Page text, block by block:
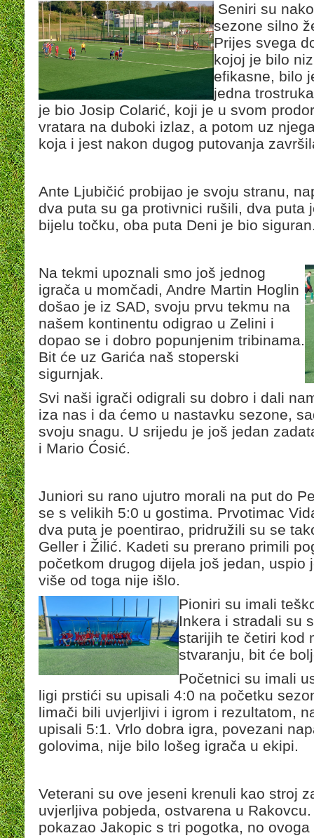
Seniri su
sezone silno
Prijes svega
kojoj je bilo
efikasne, bilo
jedna
je bio Josip Colarić, koji je u svom
vratara na duboki izlaz, a potom uz
koja i jest nakon dugog putovanja
Ante Ljubičić probijao je svoju stranu,
dva puta su ga protivnici rušili, dva puta
bijelu točku, oba puta Deni je bio
Na tekmi upoznali smo još jednog
igrača u momčadi, Andre Martin Hoglin
došao je iz SAD, svoju prvu tekmu na
našem kontinentu odigrao u Zelini i
dopao se i dobro popunjenim tribinama.
Bit će uz Garića naš stoperski
sigurnjak.
Svi naši igrači odigrali su dobro i dali
iza nas i da ćemo u nastavku sezone,
svoju snagu. U srijedu je još jedan
i Mario Ćosić.
Juniori su rano ujutro morali na put do
se s velikih 5:0 u gostima. Prvotimac
dva puta je poentirao, pridružili su se
Geller i Žilić. Kadeti su prerano primili
početkom drugog dijela još jedan, uspio
više od toga nije išlo.
Pioniri su imali
Inkera i stradali su
starijih te četiri kod
stvaranju, bit će
Početnici su imali
ligi prstići su upisali 4:0 na početku
limači bili uvjerljivi i igrom i rezultatom,
upisali 5:1. Vrlo dobra igra, povezani
golovima, nije bilo lošeg igrača u ekipi.
Veterani su ove jeseni krenuli kao stroj
uvjerljiva pobjeda, ostvarena u
pokazao Jakopic s tri pogotka, no